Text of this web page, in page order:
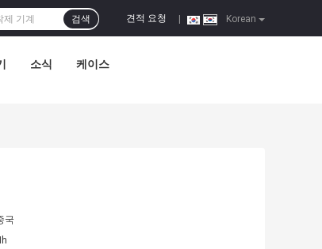
Korean
견적 요청
검색
소식 케이스
국